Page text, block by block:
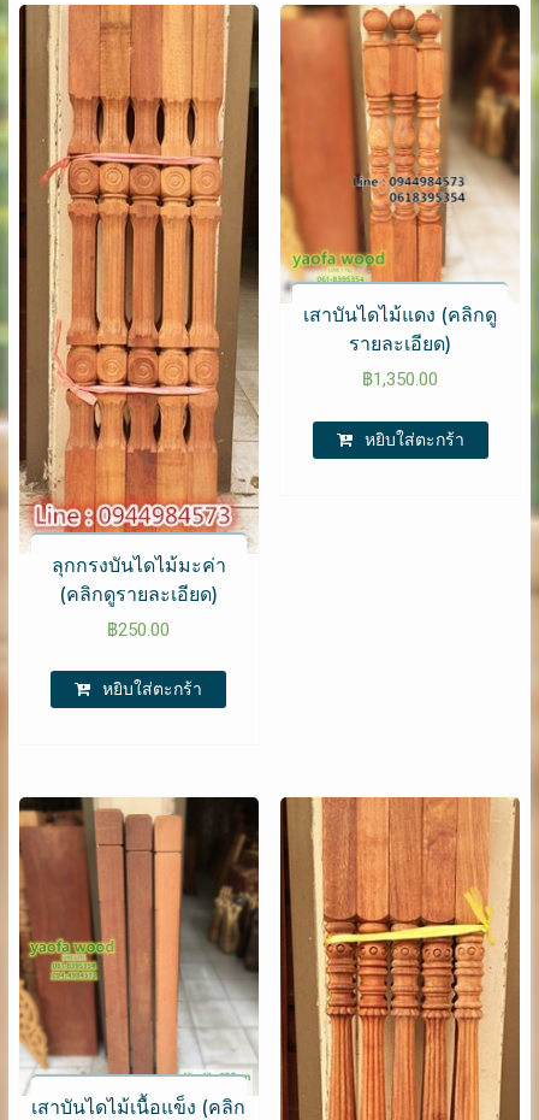
ลุกกรงบันไดไม้มะค่า
(คลิกดูรายละเอียด)
฿250.00
หยิบใส่ตะกร้า
เสาบันไดไม้แดง (คลิกดู
รายละเอียด)
฿1,350.00
หยิบใส่ตะกร้า
เสาบันไดไม้เนื้อแข็ง (คลิก